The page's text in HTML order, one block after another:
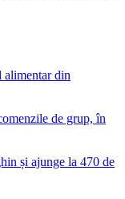
alimentar din
de grup, în
și ajunge la 470 de